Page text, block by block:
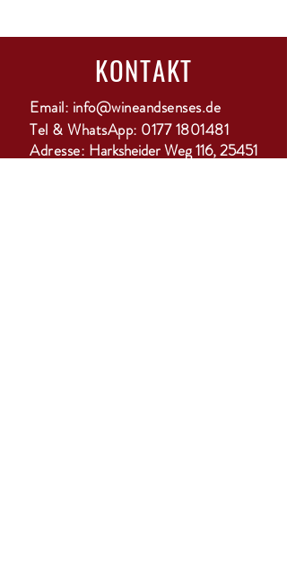
KONTAKT
Email: info@wineandsenses.de
Tel & WhatsApp: 0177 1801481
Adresse: Harksheider Weg 116, 25451